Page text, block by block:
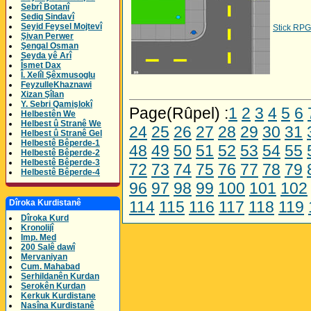
Sebrî Botanî
Sediq Sindavî
Seyid Feysel Mojtevî
Şivan Perwer
Şengal Osman
Seyda yê Arî
Îsmet Dax
Î. Xelîl Şêxmusoglu
FeyzulleKhaznawi
Xizan Şîlan
Y. Sebri Qamişlokî
Helbestên We
Helbest û Stranê We
Helbest û Stranê Gel
Helbestê Bêperde-1
Helbestê Bêperde-2
Helbestê Bêperde-3
Helbestê Bêperde-4
Dîroka Kurdistanê
Dîroka Kurd
Kronolijî
Imp. Med
200 Salê dawî
Mervaniyan
Cum. Mahabad
Serhildanên Kurdan
Serokên Kurdan
Kerkuk Kurdistane
Nasîna Kurdistanê
Stick RPG
Page(Rûpel) :1 2 3 4 5 6
24 25 26 27 28 29 30 31
48 49 50 51 52 53 54 55
72 73 74 75 76 77 78 79
96 97 98 99 100 101 102
114 115 116 117 118 119